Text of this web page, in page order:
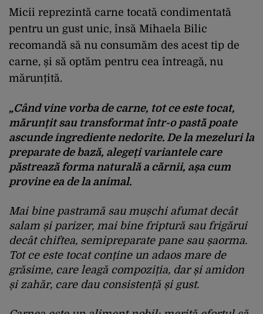
Micii reprezintă carne tocată condimentată
pentru un gust unic, însă Mihaela Bilic
recomandă să nu consumăm des acest tip de
carne, și să optăm pentru cea întreagă, nu
mărunțită.
„Când vine vorba de carne, tot ce este tocat,
mărunțit sau transformat într-o pastă poate
ascunde ingrediente nedorite. De la mezeluri la
preparate de bază, alegeți variantele care
păstrează forma naturală a cărnii, așa cum
provine ea de la animal.
Mai bine pastramă sau mușchi afumat decât
salam și parizer, mai bine friptură sau frigărui
decât chiftea, semipreparate pane sau șaorma.
Tot ce este tocat conține un adaos mare de
grăsime, care leagă compoziția, dar și amidon
și zahăr, care dau consistență și gust.